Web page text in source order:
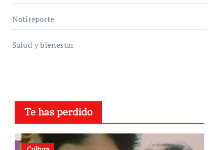
Notireporte
Salud y bienestar
Te has perdido